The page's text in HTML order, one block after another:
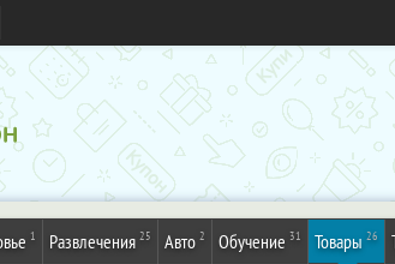
1 Развлечения 25 Авто 2 Обучение 31 Товары 26